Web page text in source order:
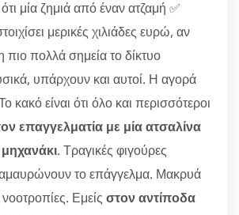
μία ζημιά από έναν ατζαμή ✅
μερικές χιλιάδες ευρώ, αν
πιο πολλά σημεία το δίκτυο
υπάρχουν και αυτοί. Η αγορά
κακό είναι ότι όλο και περισσότεροι
επαγγελματία με μία ατσαλίνα
μηχανάκι. Τραγικές φιγούρες
το επάγγελμα. Μακρυά
Εμείς στον αντίποδα